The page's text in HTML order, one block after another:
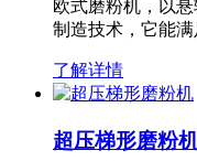
欧式磨粉机，以
制造技术，它能
了解详情
超压梯形磨粉